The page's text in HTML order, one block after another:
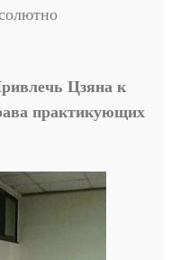
Цзяна к
практикующих